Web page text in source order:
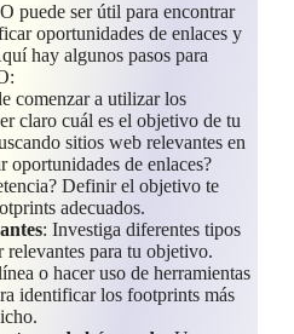
puede ser útil para encontrar
oportunidades de enlaces y
hay algunos pasos para
comenzar a utilizar los
claro cuál es el objetivo de tu
sitios web relevantes en
oportunidades de enlaces?
Definir el objetivo te
adecuados.
: Investiga diferentes tipos
relevantes para tu objetivo.
o hacer uso de herramientas
identificar los footprints más